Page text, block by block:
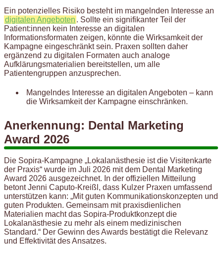
Ein potenzielles Risiko besteht im mangelnden Interesse an
digitalen Angeboten . Sollte ein signifikanter Teil der
Patient:innen kein Interesse an digitalen
Informationsformaten zeigen, könnte die Wirksamkeit der
Kampagne eingeschränkt sein. Praxen sollten daher
ergänzend zu digitalen Formaten auch analoge
Aufklärungsmaterialien bereitstellen, um alle
Patientengruppen anzusprechen.
Mangelndes Interesse an digitalen Angeboten – kann
die Wirksamkeit der Kampagne einschränken.
Anerkennung: Dental Marketing
Award 2026
Die Sopira-Kampagne „Lokalanästhesie ist die Visitenkarte
der Praxis“ wurde im Juli 2026 mit dem Dental Marketing
Award 2026 ausgezeichnet. In der offiziellen Mitteilung
betont Jenni Caputo-Kreißl, dass Kulzer Praxen umfassend
unterstützen kann: „Mit guten Kommunikationskonzepten und
guten Produkten. Gemeinsam mit praxisdienlichen
Materialien macht das Sopira-Produktkonzept die
Lokalanästhesie zu mehr als einem medizinischen
Standard.“ Der Gewinn des Awards bestätigt die Relevanz
und Effektivität des Ansatzes.